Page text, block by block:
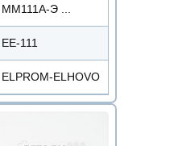
ММ111А-Э ...
ЕЕ-111
ELPROM-ELHOVO